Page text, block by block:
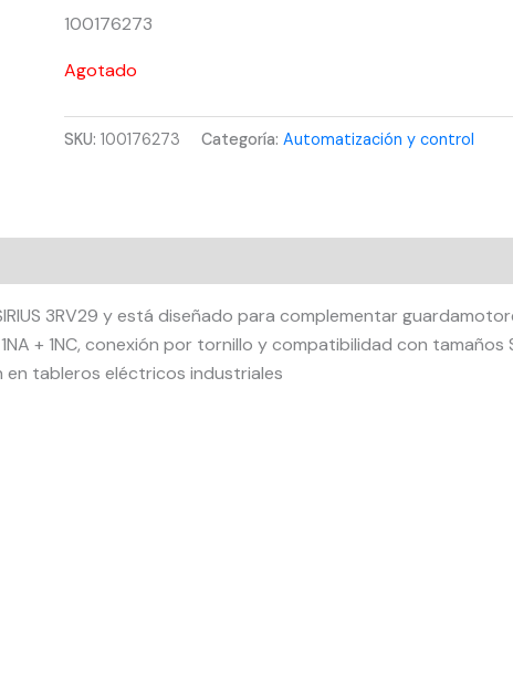
100176273
Agotado
SKU: 100176273 Categoría: Automatización y control
3RV29 y está diseñado para complementar
+ 1NC, conexión por tornillo y compatibilidad con tamaños
en tableros eléctricos industriales